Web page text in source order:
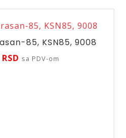
85, KSN85, 9008
RSD sa PDV-om